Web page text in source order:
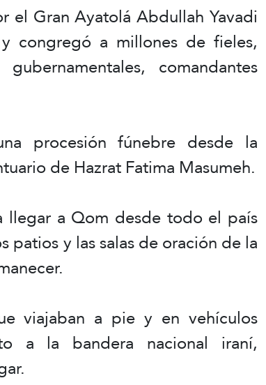
Gran Ayatolá Abdullah Yavadi
congregó a millones de fieles,
comandantes
procesión fúnebre desde la
de Hazrat Fatima Masumeh.
llegar a Qom desde todo el país
y las salas de oración de la
viajaban a pie y en vehículos
a la bandera nacional iraní,